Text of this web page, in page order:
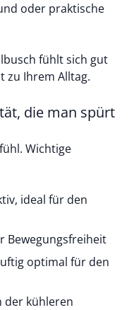
oder praktische
fühlt sich gut
zu Ihrem Alltag.
die man spürt
Wichtige
ideal für den
Bewegungsfreiheit
optimal für den
der kühleren